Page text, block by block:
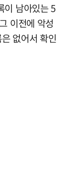
이 남아있는 5
이전에 악성
없어서 확인